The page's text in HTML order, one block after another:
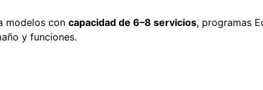
modelos con capacidad de 6–8 servicios, programas
y funciones.